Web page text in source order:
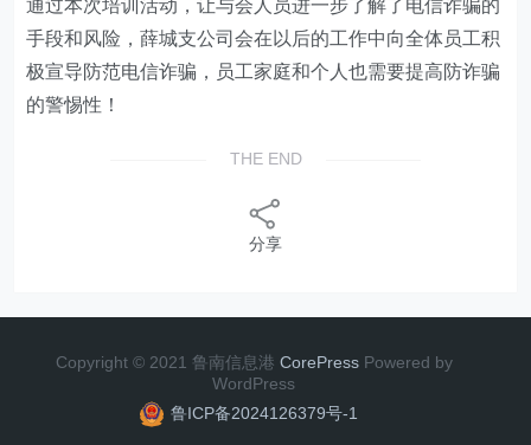
通过本次培训活动，让与会人员进一步了解了电信诈骗的
手段和风险，薛城支公司会在以后的工作中向全体员工积
极宣导防范电信诈骗，员工家庭和个人也需要提高防诈骗
的警惕性！
THE END
分享
Copyright © 2021 鲁南信息港 CorePress Powered by
WordPress
鲁ICP备2024126379号-1